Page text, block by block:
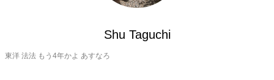
Shu Taguchi
東洋 法法 もう4年かよ あすなろ